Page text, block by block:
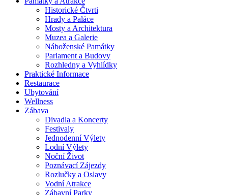
Historické Čtvrti
Hrady a Paláce
Mosty a Architektura
Muzea a Galerie
Náboženské Památky
Parlament a Budovy
Rozhledny a Vyhlídky
Praktické Informace
Restaurace
Ubytování
Wellness
Zábava
Divadla a Koncerty
Festivaly
Jednodenní Výlety
Lodní Výlety
Noční Život
Poznávací Zájezdy
Rozlučky a Oslavy
Vodní Atrakce
Zábavní Parky